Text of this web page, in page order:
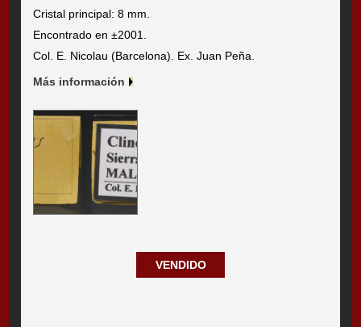
Cristal principal: 8 mm.
Encontrado en ±2001.
Col. E. Nicolau (Barcelona). Ex. Juan Peña.
Más información
VENDIDO